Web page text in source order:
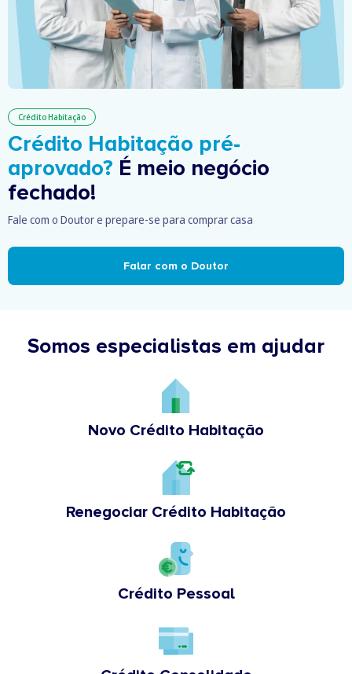
Crédito Habitação
Crédito Habitação pré-
aprovado? É meio negócio
fechado!
Fale com o Doutor e prepare-se para comprar casa
Falar com o Doutor
Somos especialistas em ajudar
Novo Crédito Habitação
Renegociar Crédito Habitação
Crédito Pessoal